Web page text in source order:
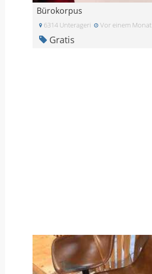
Bürokorpus
6314 Unterageri Vor einem Monat
Gratis